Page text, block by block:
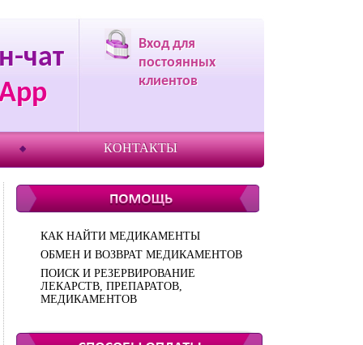
чат
Вход для
постоянных
клиентов
КОНТАКТЫ
КАК НАЙТИ МЕДИКАМЕНТЫ
ОБМЕН И ВОЗВРАТ МЕДИКАМЕНТОВ
ПОИСК И РЕЗЕРВИРОВАНИЕ
ЛЕКАРСТВ, ПРЕПАРАТОВ,
МЕДИКАМЕНТОВ